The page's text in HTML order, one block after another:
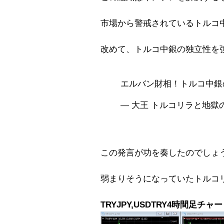
市場から警戒されているトル
改めて、トルコ中銀の独立性を
エルバン財相！トルコ中
— 大王 トルコリラと地獄
この発言が功を奏したのでし
弱まりそうになっていたトルコ
TRYJPY,USDTRY4時間足チャ